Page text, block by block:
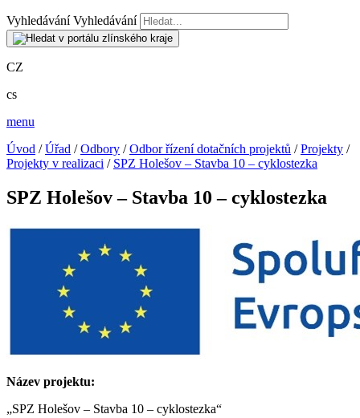
Vyhledávání Vyhledávání
CZ
cs
menu
Úvod /Úřad /Odbory /Odbor řízení dotačních projektů /Projekty /
Projekty v realizaci / SPZ Holešov – Stavba 10 – cyklostezka
SPZ Holešov – Stavba 10 – cyklostezka
Název projektu:
„SPZ Holešov – Stavba 10 – cyklostezka“